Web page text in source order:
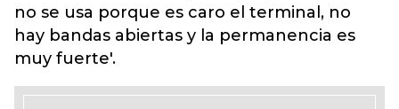
no se usa porque es caro el terminal, no
hay bandas abiertas y la permanencia es
muy fuerte'.